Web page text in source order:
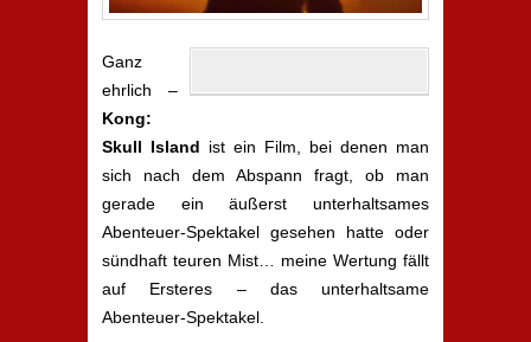
Ganz
ehrlich –
Kong:
Skull Island ist ein Film, bei denen man
sich nach dem Abspann fragt, ob man
gerade ein äußerst unterhaltsames
Abenteuer-Spektakel gesehen hatte oder
sündhaft teuren Mist… meine Wertung fällt
auf Ersteres – das unterhaltsame
Abenteuer-Spektakel.